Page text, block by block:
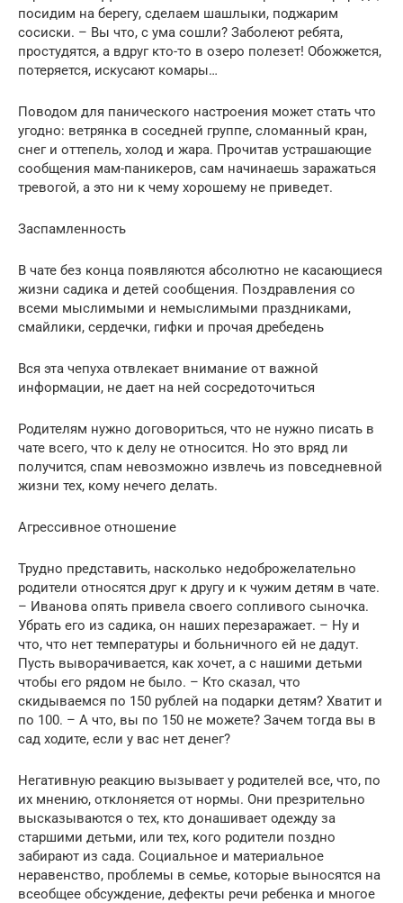
посидим на берегу, сделаем шашлыки, поджарим
сосиски. – Вы что, с ума сошли? Заболеют ребята,
простудятся, а вдруг кто-то в озеро полезет! Обожжется,
потеряется, искусают комары…
Поводом для панического настроения может стать что
угодно: ветрянка в соседней группе, сломанный кран,
снег и оттепель, холод и жара. Прочитав устрашающие
сообщения мам-паникеров, сам начинаешь заражаться
тревогой, а это ни к чему хорошему не приведет.
Заспамленность
В чате без конца появляются абсолютно не касающиеся
жизни садика и детей сообщения. Поздравления со
всеми мыслимыми и немыслимыми праздниками,
смайлики, сердечки, гифки и прочая дребедень
Вся эта чепуха отвлекает внимание от важной
информации, не дает на ней сосредоточиться
Родителям нужно договориться, что не нужно писать в
чате всего, что к делу не относится. Но это вряд ли
получится, спам невозможно извлечь из повседневной
жизни тех, кому нечего делать.
Агрессивное отношение
Трудно представить, насколько недоброжелательно
родители относятся друг к другу и к чужим детям в чате.
– Иванова опять привела своего сопливого сыночка.
Убрать его из садика, он наших перезаражает. – Ну и
что, что нет температуры и больничного ей не дадут.
Пусть выворачивается, как хочет, а с нашими детьми
чтобы его рядом не было. – Кто сказал, что
скидываемся по 150 рублей на подарки детям? Хватит и
по 100. – А что, вы по 150 не можете? Зачем тогда вы в
сад ходите, если у вас нет денег?
Негативную реакцию вызывает у родителей все, что, по
их мнению, отклоняется от нормы. Они презрительно
высказываются о тех, кто донашивает одежду за
старшими детьми, или тех, кого родители поздно
забирают из сада. Социальное и материальное
неравенство, проблемы в семье, которые выносятся на
всеобщее обсуждение, дефекты речи ребенка и многое